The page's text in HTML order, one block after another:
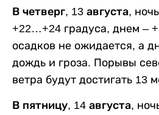
В четверг, 13 августа,
+22…+24 градуса, днем –
осадков не ожидается, а
дождь и гроза. Порывы
ветра будут достигать 13
В пятницу, 14 августа,